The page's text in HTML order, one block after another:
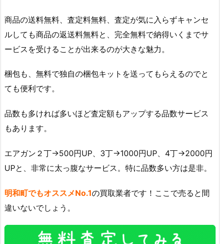
商品の送料無料、査定料無料、査定が気に入らずキャンセ
ルしても商品の返送料無料と、完全無料で納得いくまでサ
ービスを受けることが出来るのが大きな魅力。
梱包も、無料で独自の梱包キットを送ってもらえるのでと
ても便利です。
品数も多ければ多いほど査定額もアップする品数サービス
もあります。
エアガン２丁→500円UP、3丁→1000円UP、4丁→2000円
UPと、非常に太っ腹なサービス。特に品数多い方は是非。
明和町でもオススメNo.1の買取業者です！ここで売ると間
違いないでしょう。